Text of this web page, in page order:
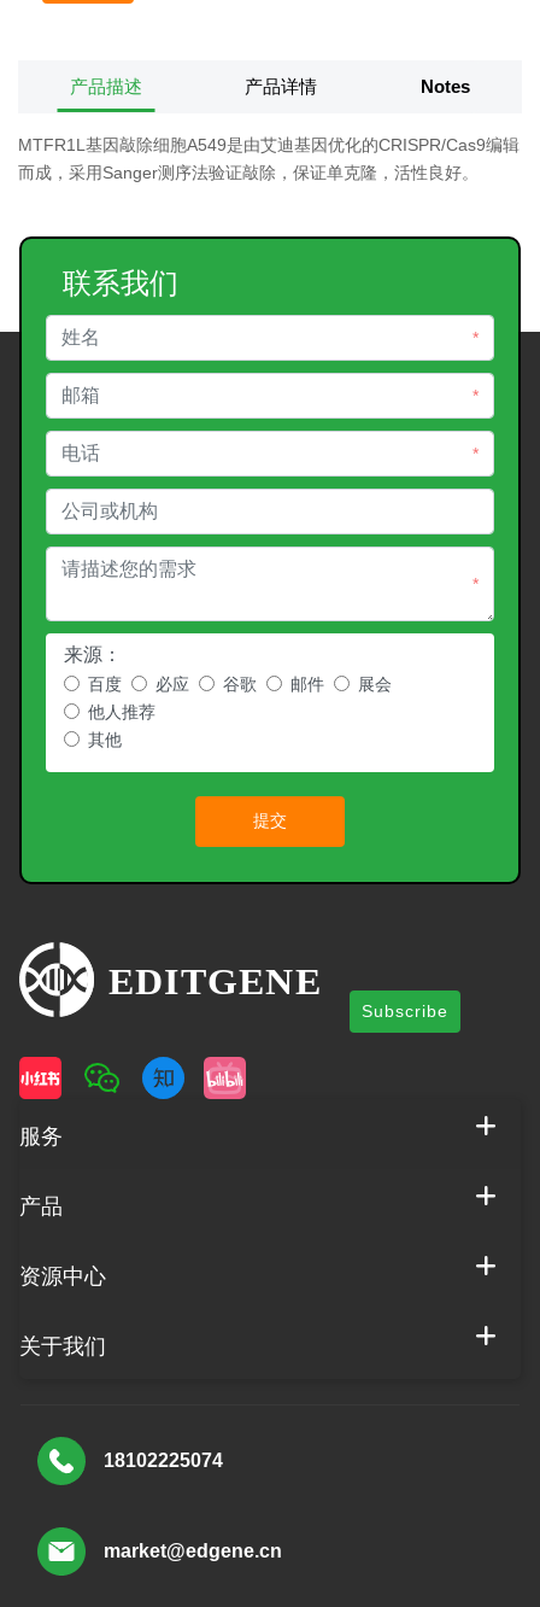
产品描述 产品详情 Notes
MTFR1L基因敲除细胞A549是由艾迪基因优化的CRISPR/Cas9编辑
而成，采用Sanger测序法验证敲除，保证单克隆，活性良好。
联系我们
*
*
*
*
来源：
百度 必应 谷歌 邮件
展会
他人推荐
其他
提交
Subscribe
服务
产品
资源中心
关于我们
18102225074
market@edgene.cn